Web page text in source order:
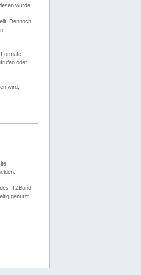
wurde.
Dennoch
oder
wird,
ITZBund
genutzt